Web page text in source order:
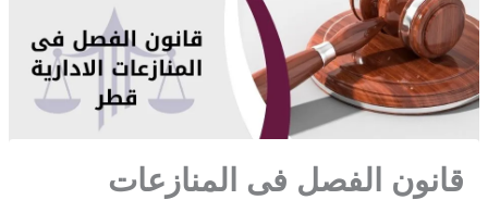
قانون الفصل فى المنازعات